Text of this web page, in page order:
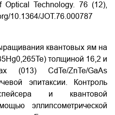
Optical Technology. 76 (12),
10.1364/JOT.76.000787
квантовых ям на
толщиной 16,2 и
CdTe/ZnTe/GaAs
эпитаксии. Контроль
и квантовой
эллипсометрической